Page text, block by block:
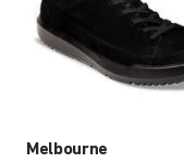
Melbourne
couleurs
modifiera